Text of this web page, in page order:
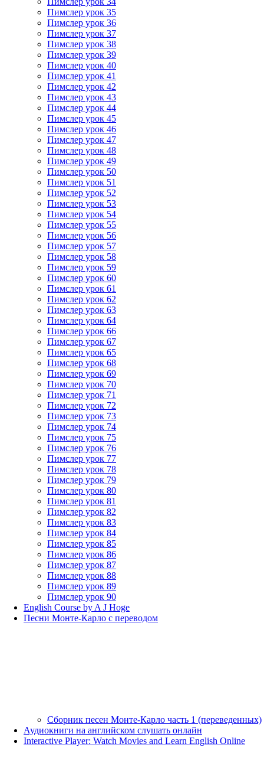
Пимслер урок 35
Пимслер урок 36
Пимслер урок 37
Пимслер урок 38
Пимслер урок 39
Пимслер урок 40
Пимслер урок 41
Пимслер урок 42
Пимслер урок 43
Пимслер урок 44
Пимслер урок 45
Пимслер урок 46
Пимслер урок 47
Пимслер урок 48
Пимслер урок 49
Пимслер урок 50
Пимслер урок 51
Пимслер урок 52
Пимслер урок 53
Пимслер урок 54
Пимслер урок 55
Пимслер урок 56
Пимслер урок 57
Пимслер урок 58
Пимслер урок 59
Пимслер урок 60
Пимслер урок 61
Пимслер урок 62
Пимслер урок 63
Пимслер урок 64
Пимслер урок 66
Пимслер урок 67
Пимслер урок 65
Пимслер урок 68
Пимслер урок 69
Пимслер урок 70
Пимслер урок 71
Пимслер урок 72
Пимслер урок 73
Пимслер урок 74
Пимслер урок 75
Пимслер урок 76
Пимслер урок 77
Пимслер урок 78
Пимслер урок 79
Пимслер урок 80
Пимслер урок 81
Пимслер урок 82
Пимслер урок 83
Пимслер урок 84
Пимслер урок 85
Пимслер урок 86
Пимслер урок 87
Пимслер урок 88
Пимслер урок 89
Пимслер урок 90
English Course by A J Hoge
Песни Монте-Карло с переводом
Сборник песен Монте-Карло часть 1 (переведенных)
Аудиокниги на английском слушать онлайн
Interactive Player: Watch Movies and Learn English Online